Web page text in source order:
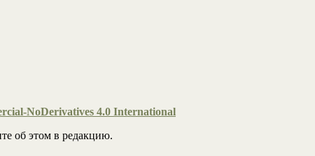
NoDerivatives 4.0 International
об этом в редакцию.